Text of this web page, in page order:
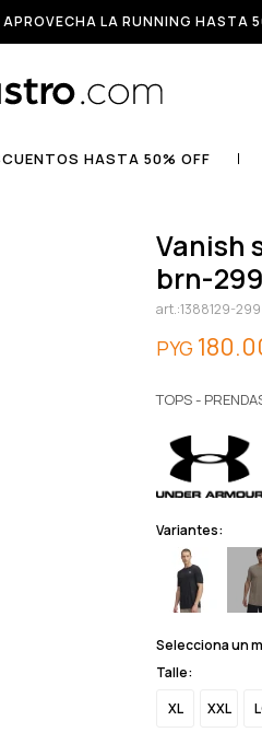
LA RUNNING HASTA
HASTA 50% OFF
vanish seamless novelty ss-red -
brn-299
1388129-299
PYG
TOPS -
Variantes:
Selecciona un
Talle:
XL
XXL